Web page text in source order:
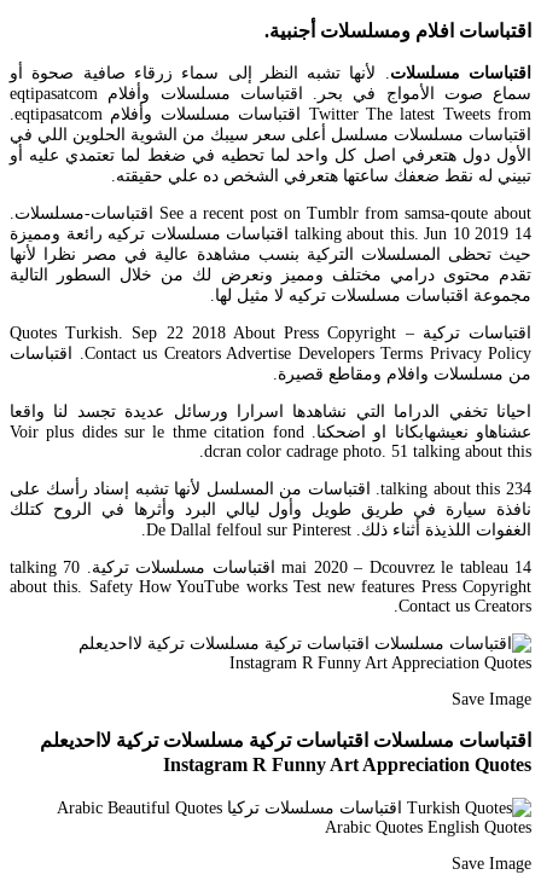
اقتباسات افلام ومسلسلات أجنبية.
اقتباسات مسلسلات . لأنها تشبه النظر إلى سماء زرقاء صافية صحوة أو
سماع صوت الأمواج في بحر. اقتباسات مسلسلات وأفلام eqtipasatcom
اقتباسات مسلسلات مسلسل أعلى سعر سيبك من الشوية الحلوين اللي في
الأول دول هتعرفي اصل كل واحد لما تحطيه في ضغط لما تعتمدي عليه أو
تبيني له نقط ضعفك ساعتها هتعرفي الشخص ده علي حقيقته.
See a recent post on Tumblr from samsa-qoute about اقتباسات-مسلسلات.
14 talking about this. Jun 10 2019 اقتباسات مسلسلات تركيه رائعة ومميزة
حيث تحظى المسلسلات التركية بنسب مشاهدة عالية في مصر نظرا لأنها
تقدم محتوى درامي مختلف ومميز ونعرض لك من خلال السطور التالية
مجموعة اقتباسات مسلسلات تركيه لا مثيل لها.
اقتباسات تركية – Quotes Turkish. Sep 22 2018 About Press Copyright
Contact us Creators Advertise Developers Terms Privacy Policy. اقتباسات
من مسلسلات وافلام ومقاطع قصيرة.
احيانا تخفي الدراما التي نشاهدها اسرارا ورسائل عديدة تجسد لنا واقعا
عشناهاو نعيشهابكانا او اضحكنا. Voir plus dides sur le thme citation fond
dcran color cadrage photo. 51 talking about this.
234 talking about this. اقتباسات من المسلسل لأنها تشبه إسناد رأسك على
نافذة سيارة في طريق طويل وأول ليالي البرد وأثرها في الروح كتلك
الغفوات اللذيذة أثناء ذلك. De Dallal felfoul sur Pinterest.
14 mai 2020 – Dcouvrez le tableau اقتباسات مسلسلات تركية. 70 talking
about this. Safety How YouTube works Test new features Press Copyright
Contact us Creators.
Save Image
اقتباسات مسلسلات اقتباسات تركية مسلسلات تركية لااحديعلم
Instagram R Funny Art Appreciation Quotes
Save Image